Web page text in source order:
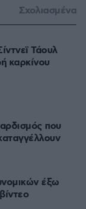
Σχολιασμένα
Τάουλ
καρκίνου
που
έξω